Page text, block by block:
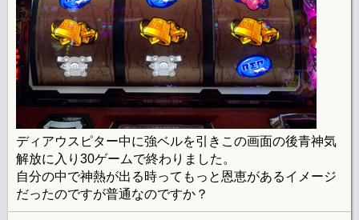
ディアウスピター中に強ベルを引きこの画面の後青神気
解放に入り30ゲームで終わりました。
自分の中で神熱が出る時ってもっと恩恵があるイメージ
だったのですが普通なのですか？